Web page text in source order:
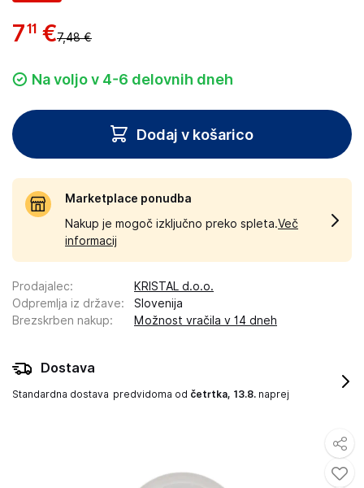
711 €7,48 €
Na voljo v 4-6 delovnih dneh
Dodaj v košarico
Marketplace ponudba
Nakup je mogoč izključno preko spleta.Več
informacij
Prodajalec:
KRISTAL d.o.o.
Odpremlja iz države:
Slovenija
Brezskrben nakup: Možnost vračila v 14 dneh
Dostava
Standardna dostava predvidoma od četrtka, 13.8. naprej